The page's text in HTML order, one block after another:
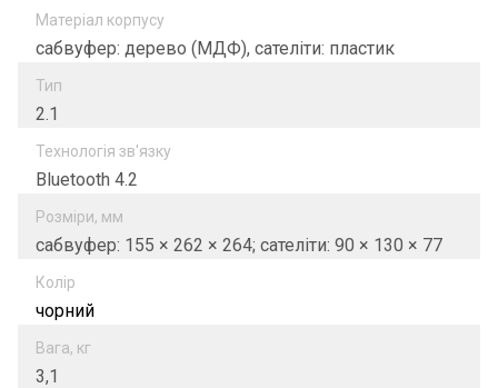
Матеріал корпусу
сабвуфер: дерево (МДФ), сателіти: пластик
Тип
2.1
Технологія зв'язку
Bluetooth 4.2
Розміри, мм
сабвуфер: 155 × 262 × 264; сателіти: 90 × 130 × 77
Колір
чорний
Вага, кг
3,1